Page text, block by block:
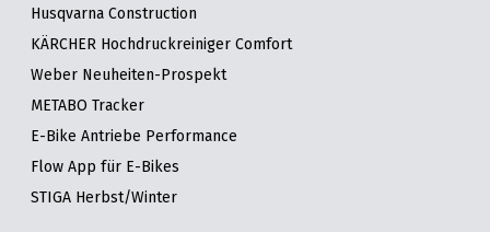
Husqvarna Construction
KÄRCHER Hochdruckreiniger Comfort
Weber Neuheiten-Prospekt
METABO Tracker
E-Bike Antriebe Performance
Flow App für E-Bikes
STIGA Herbst/Winter